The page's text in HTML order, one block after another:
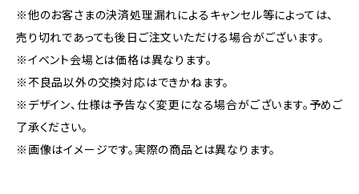
※他のお客さまの決済処理漏れによるキャンセル等によっては、
売り切れであっても後日ご注文いただける場合がございます。
※イベント会場とは価格は異なります。
※不良品以外の交換対応はできかねます。
※デザイン、仕様は予告なく変更になる場合がございます。予めご
了承ください。
※画像はイメージです。実際の商品とは異なります。